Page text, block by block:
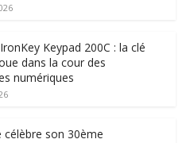
Keypad 200C : la clé
dans la cour des
numériques
célèbre son 30ème